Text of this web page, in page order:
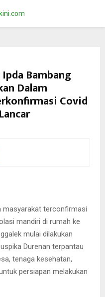
Bambang
Dalam
Covid
masyarakat terconfirmasi
mandiri di rumah ke
mulai dilakukan
Durenan terpantau
tenaga kesehatan,
persiapan melakukan